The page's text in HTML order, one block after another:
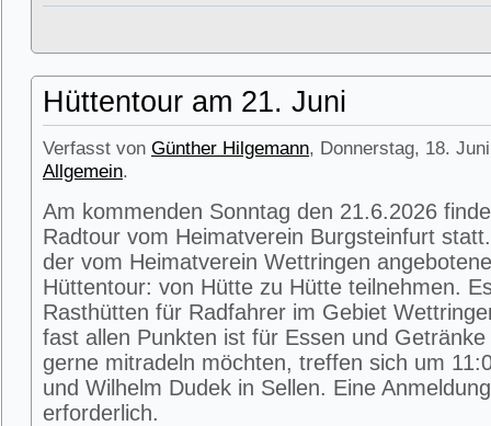
Hüttentour am 21. Juni
Verfasst von Günther Hilgemann, Donnerstag, 18.
Allgemein.
Am kommenden Sonntag den 21.6.2026
Radtour vom Heimatverein Burgsteinfurt
der vom Heimatverein Wettringen
Hüttentour: von Hütte zu Hütte teilnehmen.
Rasthütten für Radfahrer im Gebiet
fast allen Punkten ist für Essen und
gerne mitradeln möchten, treffen sich um
und Wilhelm Dudek in Sellen. Eine
erforderlich.